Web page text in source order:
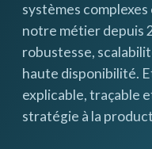
systèmes
notre métier depuis
robustesse,
haute disponibilité.
explicable, traçable
stratégie à la